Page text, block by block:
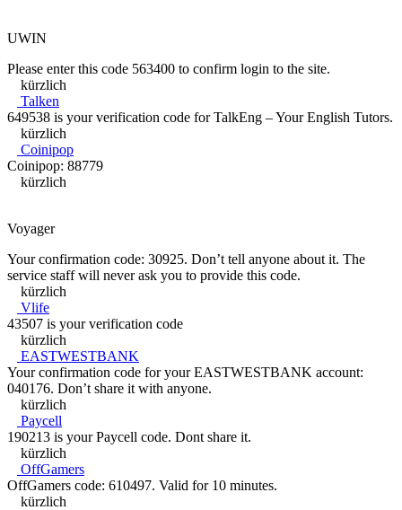
UWIN
Please enter this code 563400 to confirm login to the site.
kürzlich
Talken
649538 is your verification code for TalkEng – Your English Tutors.
kürzlich
Coinipop
Coinipop: 88779
kürzlich
Voyager
Your confirmation code: 30925. Don’t tell anyone about it. The
service staff will never ask you to provide this code.
kürzlich
Vlife
43507 is your verification code
kürzlich
EASTWESTBANK
Your confirmation code for your EASTWESTBANK account:
040176. Don’t share it with anyone.
kürzlich
Paycell
190213 is your Paycell code. Dont share it.
kürzlich
OffGamers
OffGamers code: 610497. Valid for 10 minutes.
kürzlich